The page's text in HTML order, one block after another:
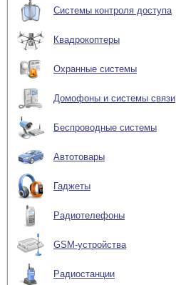
Системы контроля доступа
Квадрокоптеры
Охранные системы
Домофоны и системы связи
Беспроводные системы
Автотовары
Гаджеты
Радиотелефоны
GSM-устройства
Радиостанции